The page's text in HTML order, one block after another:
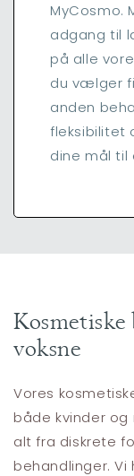
MyCosmo.
adgang til
på alle
du vælger
anden
fleksibilitet
dine mål til
Kosmetiske
voksne
Vores
både kvinder
alt fra diskrete
behandlinger.